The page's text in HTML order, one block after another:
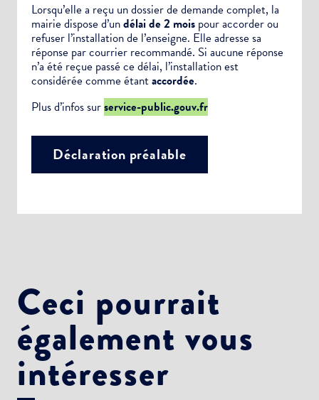
Lorsqu’elle a reçu un dossier de demande complet, la
mairie dispose d’undélai de 2 mois pour accorder ou
refuser l’installation de l’enseigne. Elle adresse sa
réponse par courrier recommandé. Si aucune réponse
n’a été reçue passé ce délai, l’installation est
considérée comme étantaccordée.
Plus d’infos surservice-public.gouv.fr
Déclaration préalable
Ceci pourrait
également vous
intéresser
Newsletter Culture
Newsletter Sport et Vie associative